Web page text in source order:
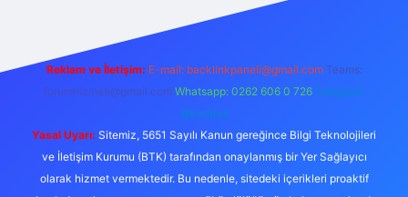
Reklam ve İletişim: E-mail: backlinkpaneli@gmail.com Teams:
forumhizmeti@gmail.com Whatsapp: 0262 606 0 726 Telegram:
@karabul
Yasal Uyarı: Sitemiz, 5651 Sayılı Kanun gereğince Bilgi Teknolojileri
ve İletişim Kurumu (BTK) tarafından onaylanmış bir Yer Sağlayıcı
olarak hizmet vermektedir. Bu nedenle, sitedeki içerikleri proaktif